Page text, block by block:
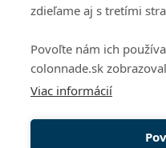
Tento web je chránený
spoločnosti Google.
zdieľame aj s tretími
Povoľte nám ich
colonnade.sk
Viac informácií